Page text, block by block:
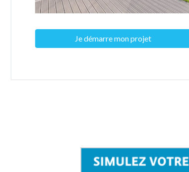
Je démarre mon projet